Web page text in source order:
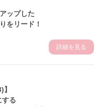
ップした
をリード！
詳細を見る
する